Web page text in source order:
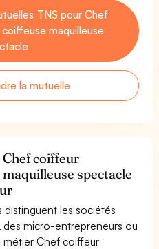
TNS pour Chef
maquilleuse
la mutuelle
Chef coiffeur
spectacle
distinguent les sociétés
des micro-entrepreneurs ou
métier Chef coiffeur